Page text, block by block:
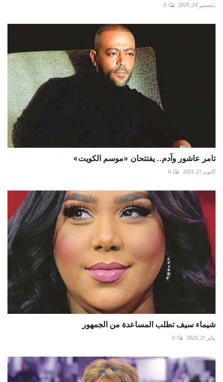
ديسمبر 24, 2025 0
تامر عاشور وآدم.. يفتتحان «موسم الكويت»
أكتوبر 21, 2025 0
شيماء سيف تطلب المساعدة من الجمهور
يناير 31, 2026 0